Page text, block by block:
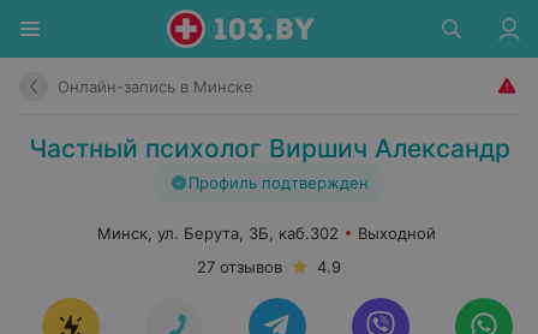
Онлайн-запись в Минске
Частный психолог Виршич Александр
Профиль подтвержден
Минск, ул. Берута, 3Б, каб.302
Выходной
27 отзывов
4.9